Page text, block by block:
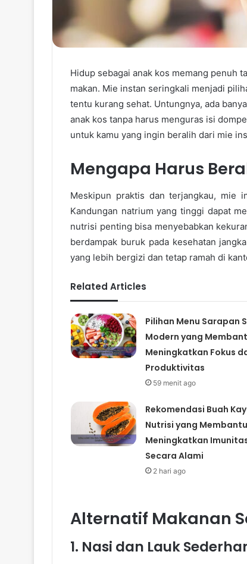
Hidup sebagai anak kos memang penuh
makan. Mie instan seringkali menjadi
tentu kurang sehat. Untungnya, ada
anak kos tanpa harus menguras isi
untuk kamu yang ingin beralih dari mie
Mengapa Harus
Meskipun praktis dan terjangkau, mie
Kandungan natrium yang tinggi dapat
nutrisi penting bisa menyebabkan
berdampak buruk pada kesehatan
yang lebih bergizi dan tetap ramah di
Related Articles
Pilihan Menu Sarapan
Modern yang
Meningkatkan Fokus
Produktivitas
59 menit ago
Rekomendasi Buah
Nutrisi yang Membantu
Meningkatkan
Secara Alami
2 hari ago
Alternatif Makanan
1. Nasi dan Lauk